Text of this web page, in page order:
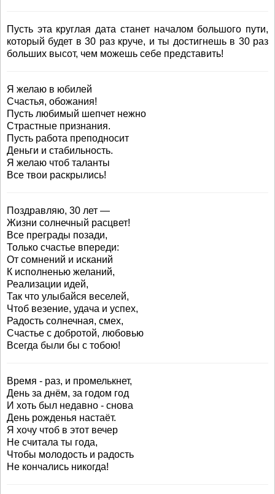
Пусть эта круглая дата станет началом большого пути,
который будет в 30 раз круче, и ты достигнешь в 30 раз
больших высот, чем можешь себе представить!
Я желаю в юбилей
Счастья, обожания!
Пусть любимый шепчет нежно
Страстные признания.
Пусть работа преподносит
Деньги и стабильность.
Я желаю чтоб таланты
Все твои раскрылись!
Поздравляю, 30 лет —
Жизни солнечный расцвет!
Все преграды позади,
Только счастье впереди:
От сомнений и исканий
К исполненью желаний,
Реализации идей,
Так что улыбайся веселей,
Чтоб везение, удача и успех,
Радость солнечная, смех,
Счастье с добротой, любовью
Всегда были бы с тобою!
Время - раз, и промелькнет,
День за днём, за годом год
И хоть был недавно - снова
День рожденья настаёт.
Я хочу чтоб в этот вечер
Не считала ты года,
Чтобы молодость и радость
Не кончались никогда!